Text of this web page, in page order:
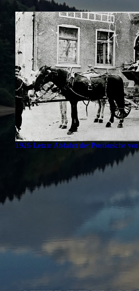
1926 Letzte Abfahrt der Postkusche